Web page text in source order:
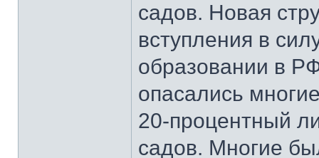
садов. Новая
вступления в
образовании в
опасались
20-процентный
садов. Многие